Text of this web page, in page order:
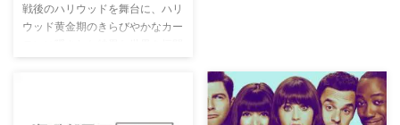
戦後のハリウッドを舞台に、ハリ
ウッド黄金期のきらびやかなカー
見せながら、今日まで続く不平等